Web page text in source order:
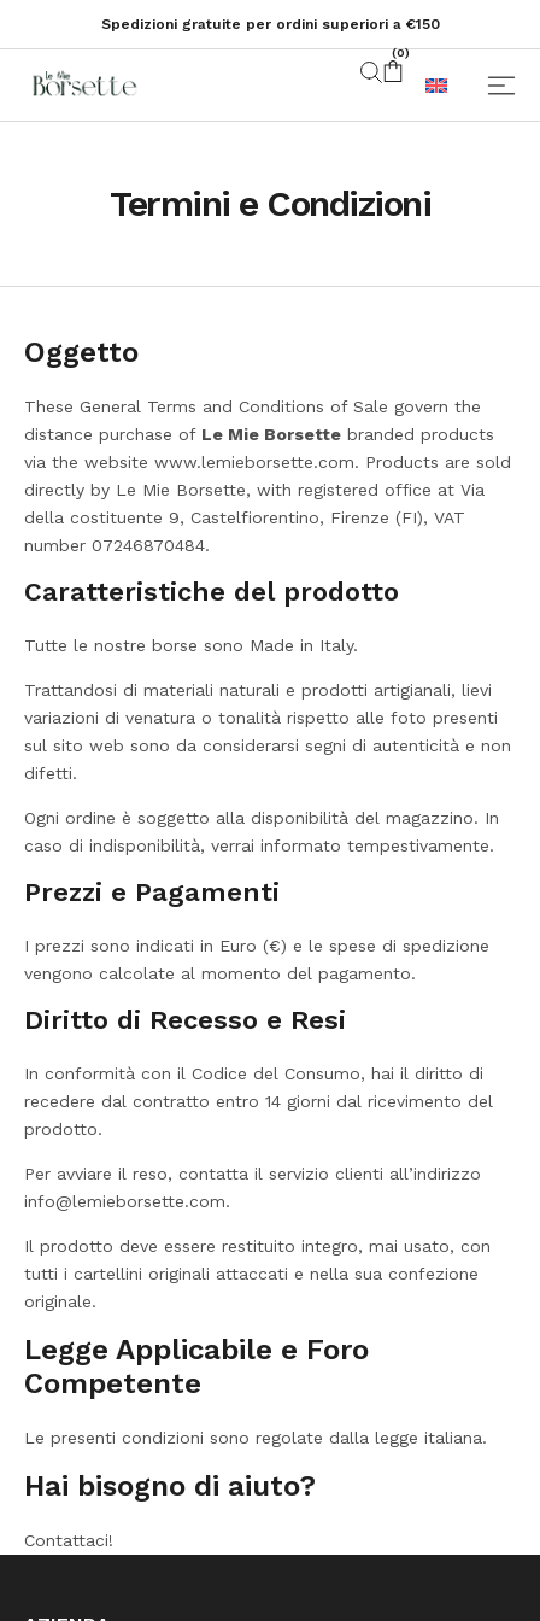
Spedizioni gratuite per ordini superiori a €150
(0)
Termini e Condizioni
Oggetto
These General Terms and Conditions of Sale govern the
distance purchase of Le Mie Borsette branded products
via the website www.lemieborsette.com. Products are sold
directly by Le Mie Borsette, with registered office at Via
della costituente 9, Castelfiorentino, Firenze (FI), VAT
number 07246870484.
Caratteristiche del prodotto
Tutte le nostre borse sono Made in Italy.
Trattandosi di materiali naturali e prodotti artigianali, lievi
variazioni di venatura o tonalità rispetto alle foto presenti
sul sito web sono da considerarsi segni di autenticità e non
difetti.
Ogni ordine è soggetto alla disponibilità del magazzino. In
caso di indisponibilità, verrai informato tempestivamente.
Prezzi e Pagamenti
I prezzi sono indicati in Euro (€) e le spese di spedizione
vengono calcolate al momento del pagamento.
Diritto di Recesso e Resi
In conformità con il Codice del Consumo, hai il diritto di
recedere dal contratto entro 14 giorni dal ricevimento del
prodotto.
Per avviare il reso, contatta il servizio clienti all’indirizzo
info@lemieborsette.com.
Il prodotto deve essere restituito integro, mai usato, con
tutti i cartellini originali attaccati e nella sua confezione
originale.
Legge Applicabile e Foro
Competente
Le presenti condizioni sono regolate dalla legge italiana.
Hai bisogno di aiuto?
Contattaci!